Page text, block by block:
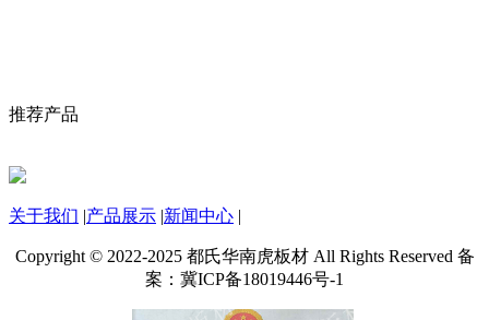
推荐产品
关于我们 |产品展示 |新闻中心 |
Copyright © 2022-2025 都氏华南虎板材 All Rights Reserved 备
案：冀ICP备18019446号-1